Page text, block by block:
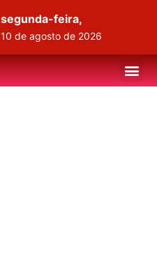
segunda-feira,
10 de agosto de 2026